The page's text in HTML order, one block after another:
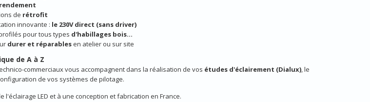
de rétrofit
innovante : le 230V direct (sans driver)
pour tous types d'habillages bois...
durer et réparablesen atelier ou sur site
de A à Z
commerciaux vous accompagnent dans la réalisation de vos études d'éclairement (Dialux), le
de vos systèmes de pilotage.
l'éclairage LED et à une conception et fabrication en France.